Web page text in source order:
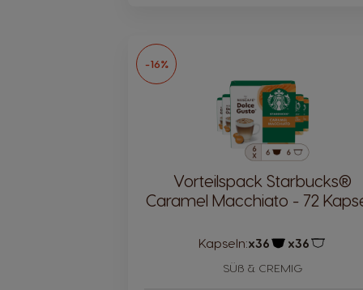
-16%
Vorteilspack Starbucks®
Caramel Macchiato - 72
Kapseln:x36 x36
SÜß & CREMIG